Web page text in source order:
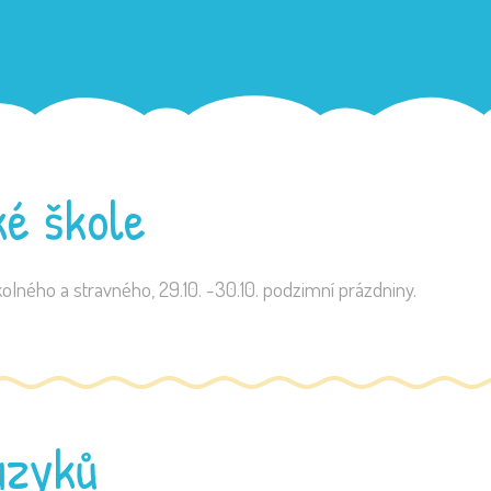
škole
a stravného, 29.10. -30.10. podzimní prázdniny.